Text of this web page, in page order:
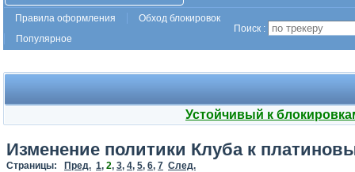
Правила оформления
Обход блокировок
Популярное
Поиск :
Устойчивый к
Изменение политики Клуба к
Страницы: Пред. 1, 2, 3, 4, 5, 6, 7 След.